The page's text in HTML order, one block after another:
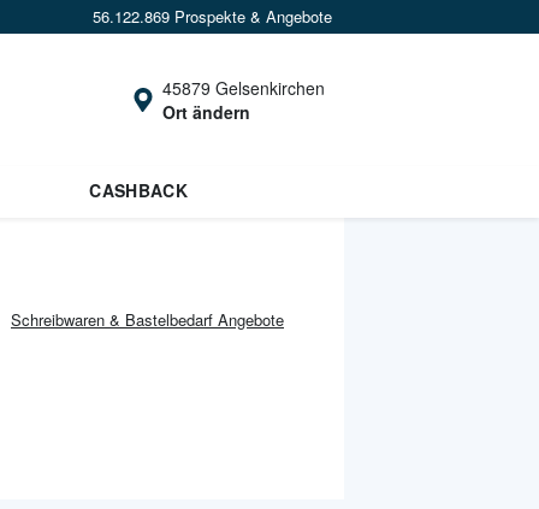
56.122.869 Prospekte & Angebote
45879 Gelsenkirchen
Ort ändern
CASHBACK
Schreibwaren & Bastelbedarf Angebote